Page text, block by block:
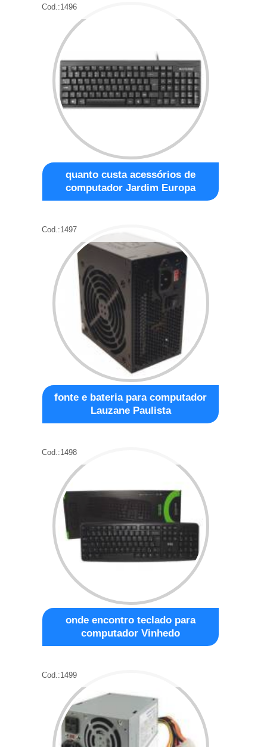
Cod.:1496
quanto custa acessórios de
computador Jardim Europa
Cod.:1497
fonte e bateria para computador
Lauzane Paulista
Cod.:1498
onde encontro teclado para
computador Vinhedo
Cod.:1499